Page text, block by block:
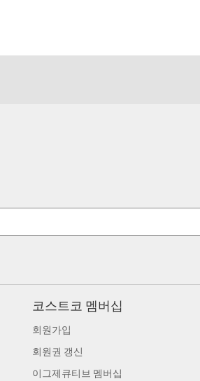
코스트코 멤버십
회원가입
회원권 갱신
이그제큐티브 멤버십